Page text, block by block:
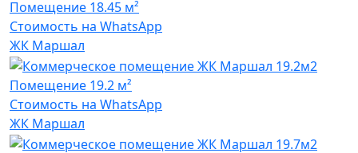
Помещение 18.45 м²
Стоимость на WhatsApp
ЖК Маршал
Помещение 19.2 м²
Стоимость на WhatsApp
ЖК Маршал